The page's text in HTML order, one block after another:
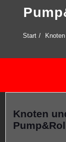
Start
Knoten